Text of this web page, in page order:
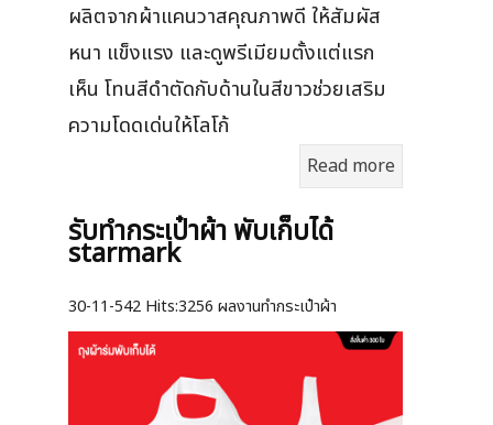
ผลิตจากผ้าแคนวาสคุณภาพดี ให้สัมผัส
หนา แข็งแรง และดูพรีเมียมตั้งแต่แรก
เห็น โทนสีดำตัดกับด้านในสีขาวช่วยเสริม
ความโดดเด่นให้โลโก้
Read more
รับทำกระเป๋าผ้า พับเก็บได้
starmark
30-11-542 Hits:3256 ผลงานทำกระเป๋าผ้า